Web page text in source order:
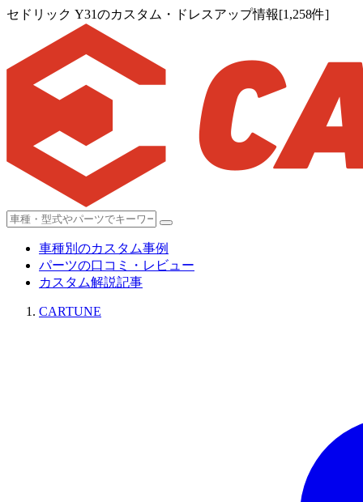
セドリック Y31のカスタム・ドレスアップ情報[1,258件]
車種別のカスタム事例
パーツの口コミ・レビュー
カスタム解説記事
CARTUNE